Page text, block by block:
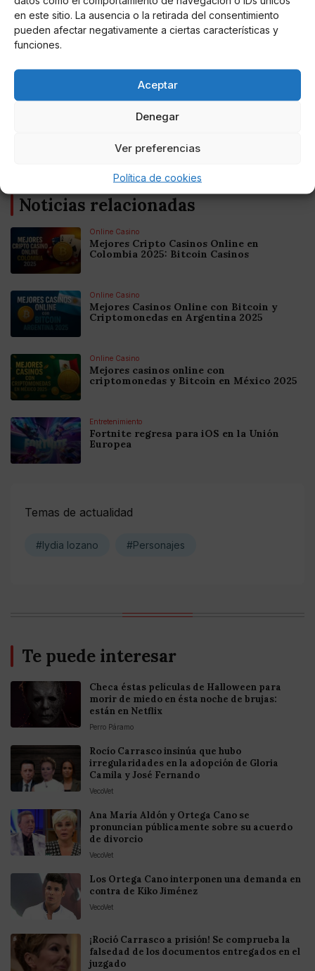
en este sitio. La ausencia o la retirada del consentimiento
pueden afectar negativamente a ciertas características y
funciones.
Aceptar
Denegar
Ver preferencias
Política de cookies
June 23, 2020
June 23, 2020
Martha Cruz H.
Noticias relacionadas
Online Casino
Mejores Cripto Casinos Online en
Colombia 2025: Bitcoin Casinos
Online Casino
Mejores Casinos Online con Bitcoin y
Criptomonedas en Argentina 2025
Online Casino
Mejores casinos online con
criptomonedas y Bitcoin en México 2025
Entretenimiento
Fortnite regresa para iOS en la Unión
Europea
Temas de actualidad
#lydia lozano #Personajes
Te puede interesar
Checa éstas películas de Halloween para
morir de miedo en ésta noche de brujas:
están en Netflix
Perro Páramo
Rocío Carrasco insinúa que hubo
irregularidades en la adopción de Gloria
Camila y José Fernando
VecoVet
Ana María Aldón y Ortega Cano se
pronuncian públicamente sobre su acuerdo
de divorcio
VecoVet
Los Ortega Cano interponen una demanda en
contra de Kiko Jiménez
VecoVet
¡Roció Carrasco a prisión! Se comprueba la
falsedad de los documentos entregados en el
juzgado